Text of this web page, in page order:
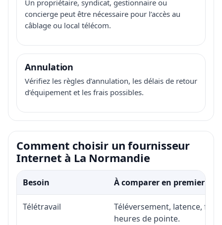
Un propriétaire, syndicat, gestionnaire ou
concierge peut être nécessaire pour l’accès au
câblage ou local télécom.
Annulation
Vérifiez les règles d’annulation, les délais de retour
d’équipement et les frais possibles.
Comment choisir un fournisseur
Internet à La Normandie
Besoin À comparer en premier
Télétravail
Téléversement, latence,
heures de pointe.